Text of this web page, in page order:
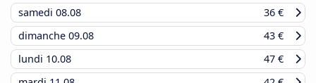
samedi 08.08
36 €
dimanche 09.08
43 €
lundi 10.08
47 €